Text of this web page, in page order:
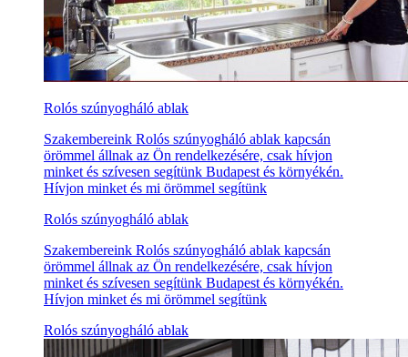
Rolós szúnyogháló ablak
Szakembereink Rolós szúnyogháló ablak kapcsán
örömmel állnak az Ön rendelkezésére, csak hívjon
minket és szívesen segítünk Budapest és környékén.
Hívjon minket és mi örömmel segítünk
Rolós szúnyogháló ablak
Szakembereink Rolós szúnyogháló ablak kapcsán
örömmel állnak az Ön rendelkezésére, csak hívjon
minket és szívesen segítünk Budapest és környékén.
Hívjon minket és mi örömmel segítünk
Rolós szúnyogháló ablak